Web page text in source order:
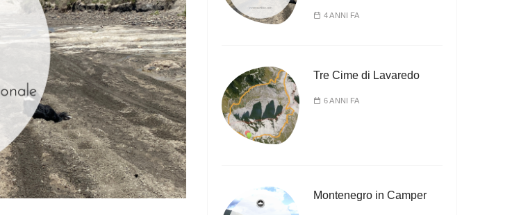
4 ANNI FA
Tre Cime di Lavaredo
6 ANNI FA
Montenegro in Camper